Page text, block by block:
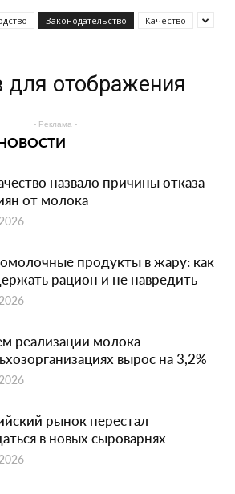
Законодательство Качество
для отображения
- Реклама -
назвало причины отказа
от молока
продукты в жару: как
рацион и не навредить
реализации молока
вырос на 3,2%
рынок перестал
в новых сыроварнях